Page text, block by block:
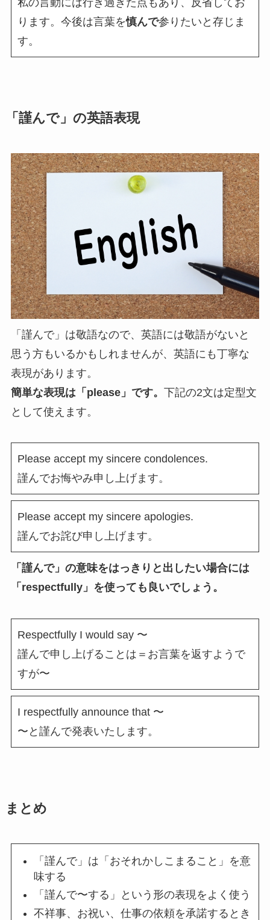
ります。今後は言葉を慎んで参りたいと存じま
す。
「謹んで」の英語表現
「謹んで」は敬語なので、英語には敬語がないと
思う方もいるかもしれませんが、英語にも丁寧な
表現があります。
簡単な表現は「please」です。 下記の2文は定型文
として使えます。
Please accept my sincere condolences.
謹んでお悔やみ申し上げます。
Please accept my sincere apologies.
謹んでお詫び申し上げます。
「謹んで」の意味をはっきりと出したい場合には
「respectfully」を使っても良いでしょう。
Respectfully I would say 〜
謹んで申し上げることは＝お言葉を返すようで
すが〜
I respectfully announce that 〜
〜と謹んで発表いたします。
まとめ
「謹んで」は「おそれかしこまること」を意
味する
「謹んで〜する」という形の表現をよく使う
不祥事、お祝い、仕事の依頼を承諾するとき